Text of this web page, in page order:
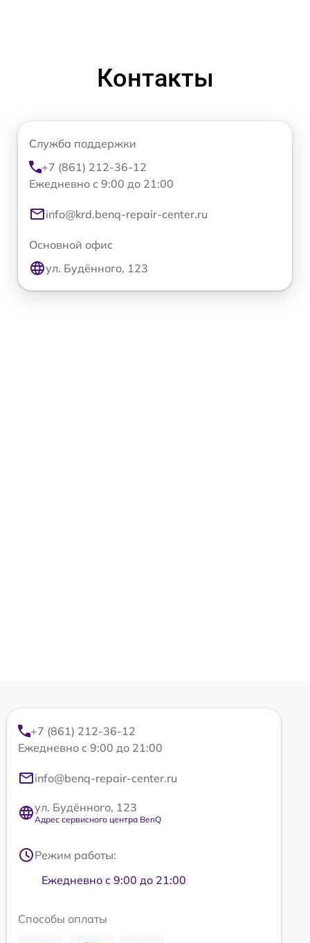
Контакты
Служба поддержки
+7 (861) 212-36-12
Ежедневно с 9:00 до 21:00
info@krd.benq-repair-center.ru
Основной офис
ул. Будённого, 123
+7 (861) 212-36-12
Ежедневно с 9:00 до 21:00
info@benq-repair-center.ru
ул. Будённого, 123
Адрес сервисного центра BenQ
Режим работы:
Ежедневно с 9:00 до 21:00
Способы оплаты